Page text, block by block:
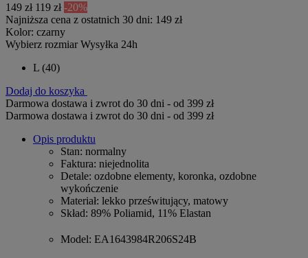
149 zł 119 zł -20%
Najniższa cena z ostatnich 30 dni: 149 zł
Kolor: czarny
Wybierz rozmiar Wysyłka 24h
L (40)
Dodaj do koszyka
Darmowa dostawa i zwrot do 30 dni - od 399 zł
Darmowa dostawa i zwrot do 30 dni - od 399 zł
Opis produktu
Stan: normalny
Faktura: niejednolita
Detale: ozdobne elementy, koronka, ozdobne
wykończenie
Materiał: lekko prześwitujący, matowy
Skład: 89% Poliamid, 11% Elastan
Model: EA1643984R206S24B